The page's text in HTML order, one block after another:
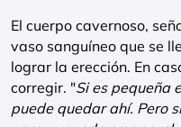
El cuerpo cavernoso,
vaso sanguíneo que se
lograr la erección. En
corregir. "Si es pequeña
puede quedar ahí. Pero